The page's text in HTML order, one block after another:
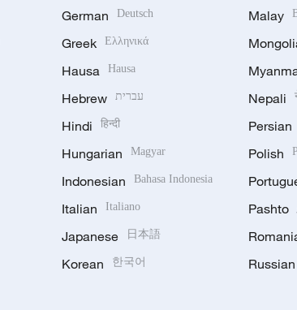
German Deutsch
Greek Ελληνικά
Hausa Hausa
Hebrew עברית
Hindi हिन्दी
Hungarian Magyar
Indonesian Bahasa Indonesia
Italian Italiano
Japanese 日本語
Korean 한국어
Malay
Nepali
Persian
Polish
Pashto
Russian